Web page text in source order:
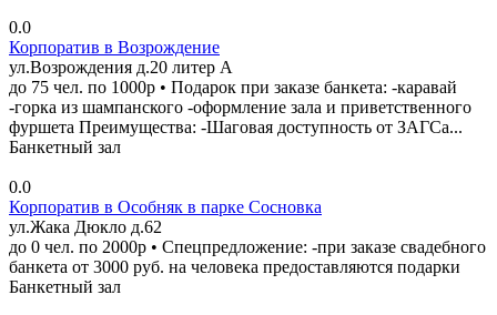
0.0
Корпоратив в Возрождение
ул.Возрождения д.20 литер А
до 75 чел. по 1000р • Подарок при заказе банкета: -каравай
-горка из шампанского -оформление зала и приветственного
фуршета Преимущества: -Шаговая доступность от ЗАГСа...
Банкетный зал
0.0
Корпоратив в Особняк в парке Сосновка
ул.Жака Дюкло д.62
до 0 чел. по 2000р • Спецпредложение: -при заказе свадебного
банкета от 3000 руб. на человека предоставляются подарки
Банкетный зал